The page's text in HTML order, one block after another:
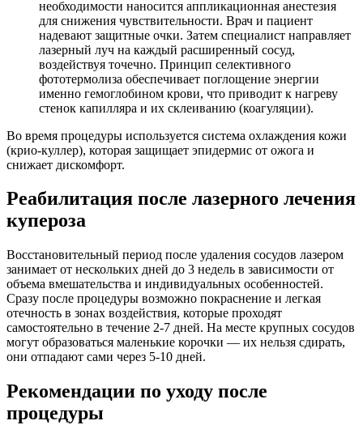
необходимости наносится аппликационная анестезия
для снижения чувствительности. Врач и пациент
надевают защитные очки. Затем специалист направляет
лазерный луч на каждый расширенный сосуд,
воздействуя точечно. Принцип селективного
фототермолиза обеспечивает поглощение энергии
именно гемоглобином крови, что приводит к нагреву
стенок капилляра и их склеиванию (коагуляции).
Во время процедуры используется система охлаждения кожи
(крио-куллер), которая защищает эпидермис от ожога и
снижает дискомфорт.
Реабилитация после лазерного лечения
купероза
Восстановительный период после удаления сосудов лазером
занимает от нескольких дней до 3 недель в зависимости от
объема вмешательства и индивидуальных особенностей.
Сразу после процедуры возможно покраснение и легкая
отечность в зонах воздействия, которые проходят
самостоятельно в течение 2-7 дней. На месте крупных сосудов
могут образоваться маленькие корочки — их нельзя сдирать,
они отпадают сами через 5-10 дней.
Рекомендации по уходу после
процедуры